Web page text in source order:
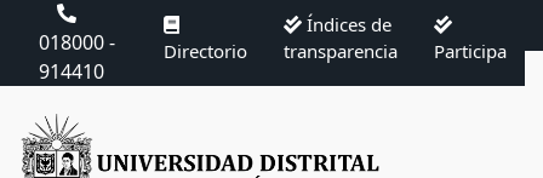
018000 -
914410
Directorio
Índices de
transparencia
Participa